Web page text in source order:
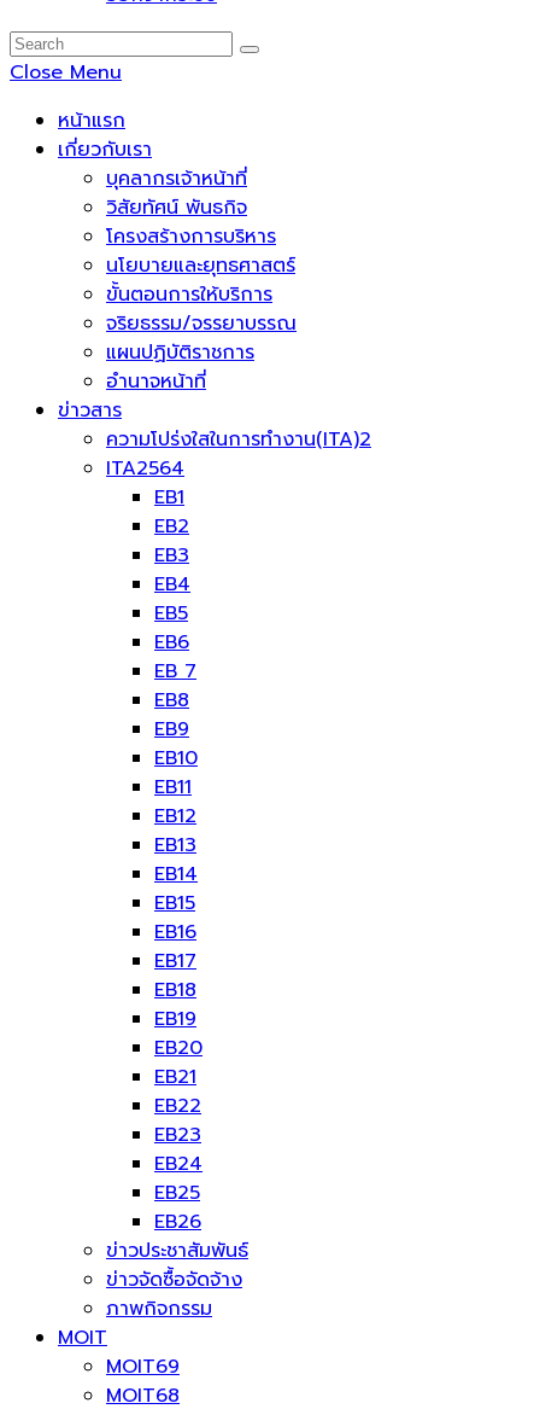
Close Menu
หน้าแรก
เกี่ยวกับเรา
บุคลากรเจ้าหน้าที่
วิสัยทัศน์ พันธกิจ
โครงสร้างการบริหาร
นโยบายและยุทธศาสตร์
ขั้นตอนการให้บริการ
จริยธรรม/จรรยาบรรณ
แผนปฏิบัติราชการ
อำนาจหน้าที่
ข่าวสาร
ความโปร่งใสในการทำงาน(ITA)2
ITA2564
EB1
EB2
EB3
EB4
EB5
EB6
EB 7
EB8
EB9
EB10
EB11
EB12
EB13
EB14
EB15
EB16
EB17
EB18
EB19
EB20
EB21
EB22
EB23
EB24
EB25
EB26
ข่าวประชาสัมพันธ์
ข่าวจัดซื้อจัดจ้าง
ภาพกิจกรรม
MOIT
MOIT69
MOIT68